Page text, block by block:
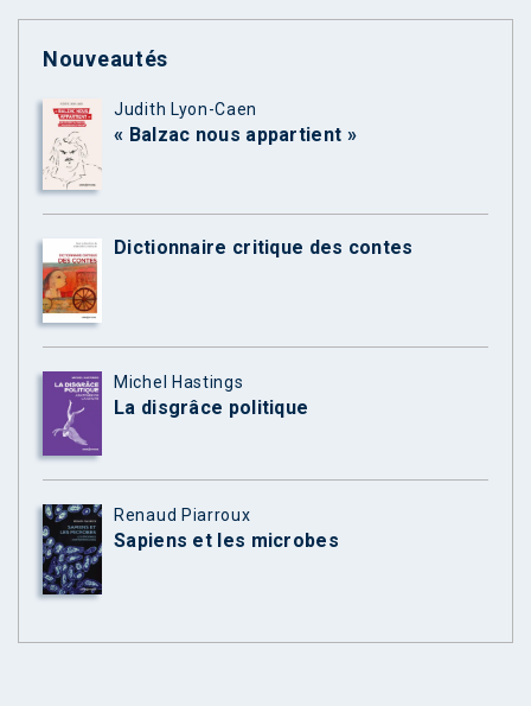
Nouveautés
Judith Lyon-Caen
« Balzac nous appartient »
Dictionnaire critique des contes
Michel Hastings
La disgrâce politique
Renaud Piarroux
Sapiens et les microbes